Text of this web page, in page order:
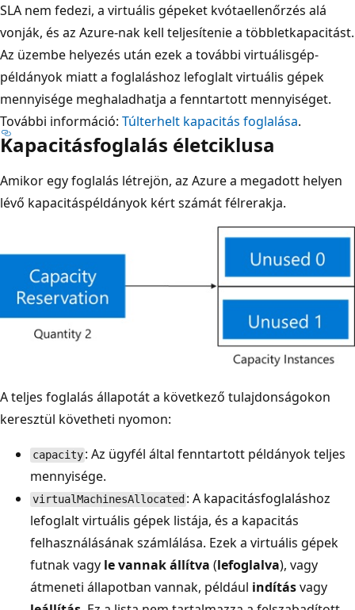
SLA nem fedezi, a virtuális gépeket kvótaellenőrzés alá
vonják, és az Azure-nak kell teljesítenie a többletkapacitást.
Az üzembe helyezés után ezek a további virtuálisgép-
példányok miatt a foglaláshoz lefoglalt virtuális gépek
mennyisége meghaladhatja a fenntartott mennyiséget.
További információ: Túlterhelt kapacitás foglalása.
Kapacitásfoglalás életciklusa
Amikor egy foglalás létrejön, az Azure a megadott helyen
lévő kapacitáspéldányok kért számát félrerakja.
A teljes foglalás állapotát a következő tulajdonságokon
keresztül követheti nyomon:
capacity : Az ügyfél által fenntartott példányok teljes
mennyisége.
virtualMachinesAllocated : A kapacitásfoglaláshoz
lefoglalt virtuális gépek listája, és a kapacitás
felhasználásának számlálása. Ezek a virtuális gépek
futnakvagy le vannak állítva (lefoglalva), vagy
átmeneti állapotban vannak, például indításvagy